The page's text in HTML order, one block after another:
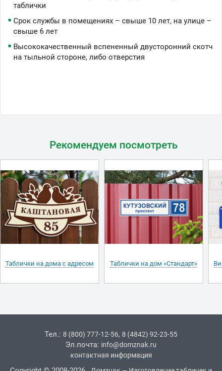
таблички
Срок службы в помещениях – свыше 10 лет, на улице –
свыше 6 лет
Высококачественный вспененный двусторонний скотч
на тыльной стороне, либо отверстия
Рекомендуем посмотреть
Таблички на дома с адресом Таблички на дом «Стандарт»
Тел.: 8 (800) 777-12-56, 8 (4842) 92-23-55
Эл.почта: info@domznak.ru
контактная информация